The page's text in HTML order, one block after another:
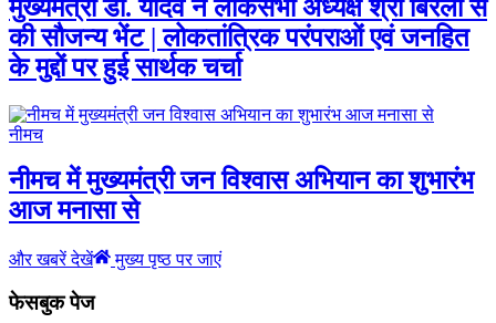
मुख्यमंत्री डॉ. यादव ने लोकसभा अध्यक्ष श्री बिरला से
की सौजन्य भेंट | लोकतांत्रिक परंपराओं एवं जनहित
के मुद्दों पर हुई सार्थक चर्चा
नीमच
नीमच में मुख्यमंत्री जन विश्वास अभियान का शुभारंभ
आज मनासा से
और खबरें देखें मुख्य पृष्ठ पर जाएं
फेसबुक पेज